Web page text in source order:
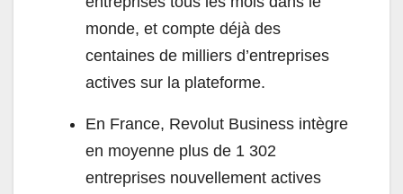
monde, et compte déjà des
centaines de milliers d’entreprises
actives sur la plateforme.
En France, Revolut Business intègre
en moyenne plus de 1 302
entreprises nouvellement actives